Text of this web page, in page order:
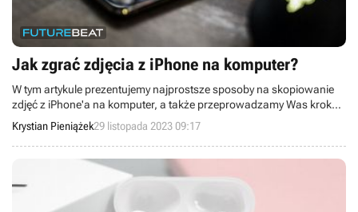
Jak zgrać zdjęcia z iPhone na komputer?
W tym artykule prezentujemy najprostsze sposoby na skopiowanie
zdjęć z iPhone'a na komputer, a także przeprowadzamy Was krok
po kroku przez całą procedurę.
Krystian Pieniążek29 listopada 2023 09:17